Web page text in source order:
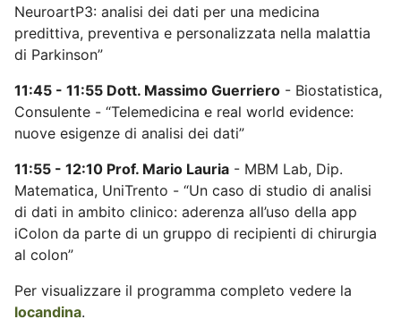
NeuroartP3: analisi dei dati per una medicina
predittiva, preventiva e personalizzata nella malattia
di Parkinson”
11:45 - 11:55 Dott. Massimo Guerriero - Biostatistica,
Consulente - “Telemedicina e real world evidence:
nuove esigenze di analisi dei dati”
11:55 - 12:10 Prof. Mario Lauria - MBM Lab, Dip.
Matematica, UniTrento - “Un caso di studio di analisi
di dati in ambito clinico: aderenza all’uso della app
iColon da parte di un gruppo di recipienti di chirurgia
al colon”
Per visualizzare il programma completo vedere la
locandina.